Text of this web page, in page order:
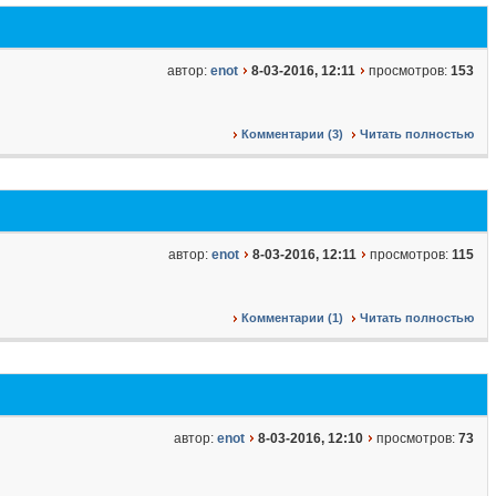
автор: enot 8-03-2016, 12:11 просмотров: 153
Комментарии (3) Читать полностью
автор: enot 8-03-2016, 12:11 просмотров: 115
Комментарии (1) Читать полностью
автор: enot 8-03-2016, 12:10 просмотров: 73